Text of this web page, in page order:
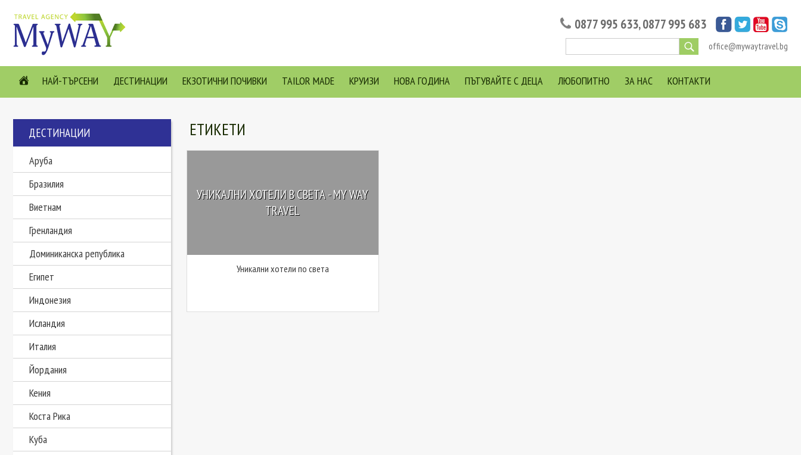
0877 995 633,0877 995 683
office@mywaytravel.bg
НАЙ-ТЪРСЕНИ ДЕСТИНАЦИИ ЕКЗОТИЧНИ ПОЧИВКИ TAILOR MADE КРУИЗИ НОВА ГОДИНА ПЪТУВАЙТЕ С ДЕЦА ЛЮБОПИТНО ЗА НАС КОНТАКТИ
ДЕСТИНАЦИИ
Аруба
Бразилия
Виетнам
Гренландия
Доминиканска република
Египет
Индонезия
Исландия
Италия
Йордания
Кения
Коста Рика
Куба
ЕТИКЕТИ
УНИКАЛНИ ХОТЕЛИ В СВЕТА - MY WAY
TRAVEL
Уникални хотели по света